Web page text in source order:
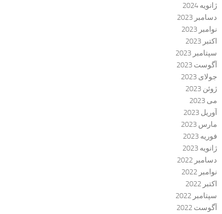
ژانویه 2024
دسامبر 2023
نوامبر 2023
اکتبر 2023
سپتامبر 2023
آگوست 2023
جولای 2023
ژوئن 2023
می 2023
آوریل 2023
مارس 2023
فوریه 2023
ژانویه 2023
دسامبر 2022
نوامبر 2022
اکتبر 2022
سپتامبر 2022
آگوست 2022